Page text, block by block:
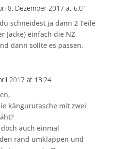
8. Dezember 2017 at 6:01
schneidest ja dann 2 Teile
Jacke) einfach die NZ
dann sollte es passen.
2017 at 13:24
kängurutasche mit zwei
auch einmal
rand umklappen und